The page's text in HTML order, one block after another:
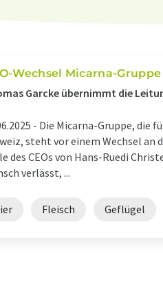
Wechsel Micarna-Gruppe
Garcke übernimmt die
- Die Micarna-Gruppe, die
steht vor einem Wechsel an
des CEOs von Hans-Ruedi
verlässt, ...
Fleisch Geflügel